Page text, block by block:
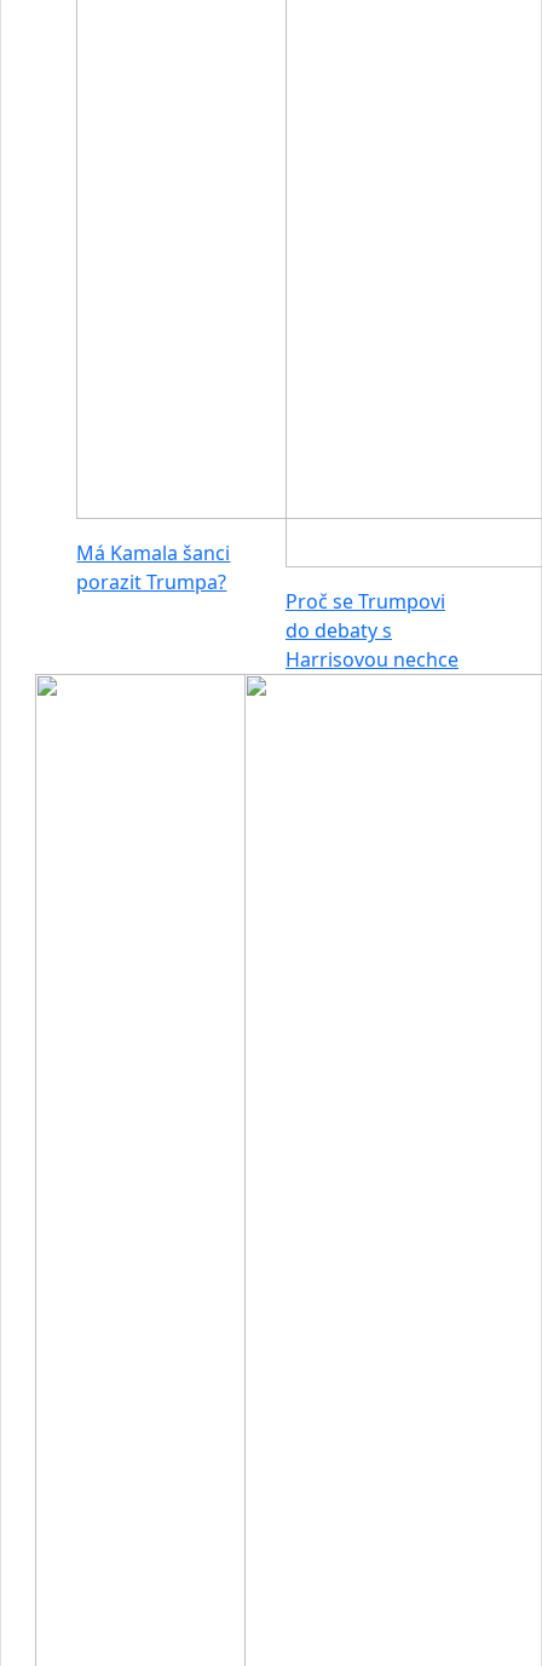
Má Kamala šanci
porazit Trumpa?
Proč se Trumpovi
do debaty s
Harrisovou nechce